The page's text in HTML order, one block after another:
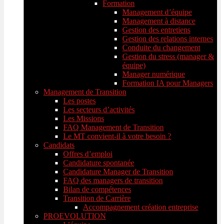
Formation
Management d’équipe
Management à distance
Gestion des entretiens
Gestion des relations internes
Conduite du changement
Gestion du stress (manager &
équipe)
Manager numérique
Formation IA pour Managers
Management de Transition
Les postes
Les secteurs d’activités
Les Missions
FAQ Management de Transition
Le MT convient-il à votre besoin ?
Candidats
Offres d’emploi
Candidature spontanée
Candidature Manager de Transition
FAQ des managers de transition
Bilan de compétences
Transition de Carrière
Accompagnement création entreprise
PROEVOLUTION